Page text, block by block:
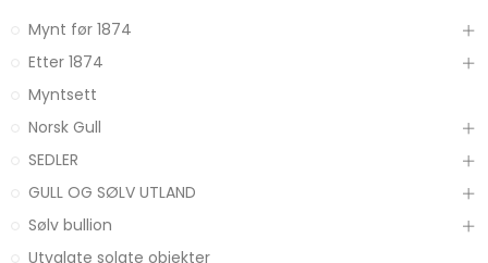
Mynt før 1874
Etter 1874
Myntsett
Norsk Gull
SEDLER
GULL OG SØLV UTLAND
Sølv bullion
Utvalgte solgte objekter